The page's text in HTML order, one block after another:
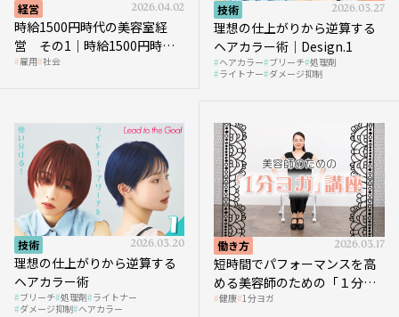
経営 2026.04.02
時給1500円時代の美容室経
営 その1｜時給1500円時代
へ向かう社会的背景
雇用 社会
技術 2026.03.27
理想の仕上がりから逆算する
ヘアカラー術｜Design.1
ヘアカラー ブリーチ 処理剤
ライトナー ダメージ抑制
技術 2026.03.20
理想の仕上がりから逆算する
ヘアカラー術
ブリーチ 処理剤 ライトナー
ダメージ抑制 ヘアカラー
働き方 2026.03.17
短時間でパフォーマンスを高
める美容師のための「１分ヨ
ガ」講座｜実践編
健康 1分ヨガ